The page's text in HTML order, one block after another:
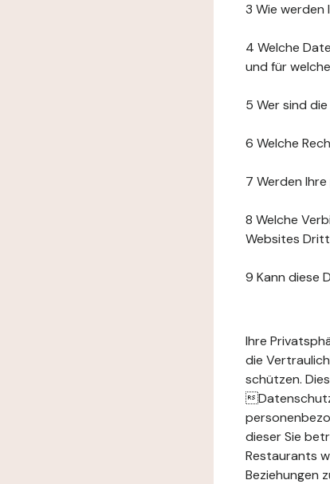
3 Wie werden
4 Welche
und für
5 Wer sind
6 Welche
7 Werden
8 Welche
Websites
9 Kann diese
Ihre
die
schützen.
dieser Sie
Restaurants
Beziehungen